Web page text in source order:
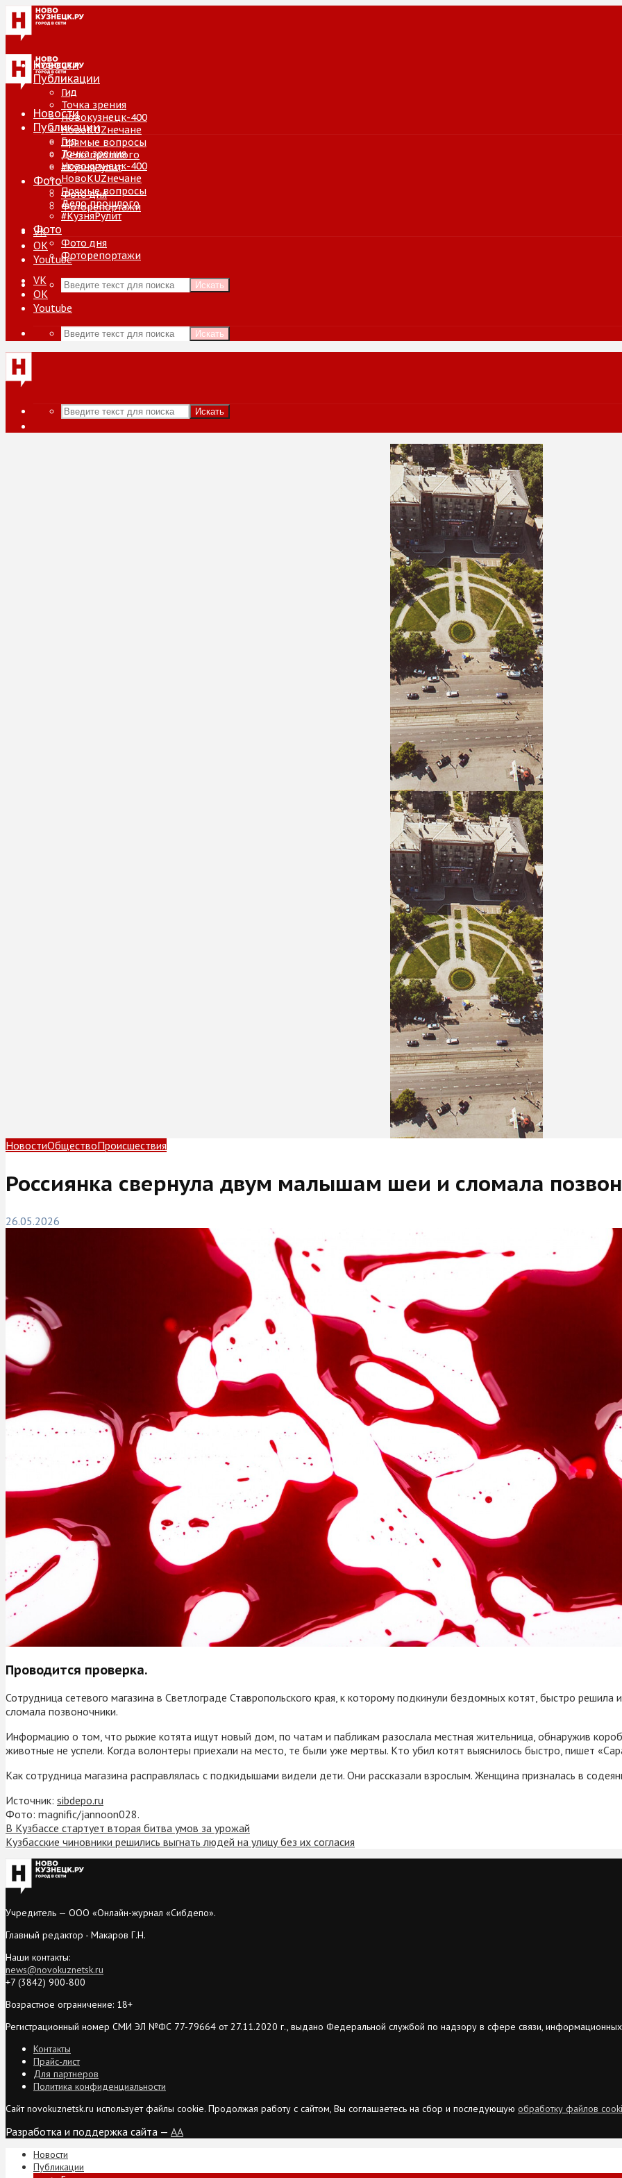
Новости
Публикации
Гид
Точка зрения
Новокузнецк-400
НовоKUZнечане
Прямые вопросы
Дело прошлого
#КузняРулит
Фото
Фото дня
Фоторепортажи
VK
ОК
Youtube
Искать
Новости
Публикации
Гид
Точка зрения
Новокузнецк-400
НовоKUZнечане
Прямые вопросы
Дело прошлого
#КузняРулит
Фото
Фото дня
Фоторепортажи
VK
ОК
Youtube
Искать
Искать
НовостиОбществоПроисшествия
Россиянка свернула двум малышам шеи и сломала
26.05.2026
Проводится проверка.
Сотрудница сетевого магазина в Светлограде Ставропольского края, к которому подкинули бездомных котят, быстро
сломала позвоночники.
Информацию о том, что рыжие котята ищут новый дом, по чатам и пабликам разослала местная жительница, обнаружив
животные не успели. Когда волонтеры приехали на место, те были уже мертвы. Кто убил котят выяснилось быстро, пишет
Как сотрудница магазина расправлялась с подкидышами видели дети. Они рассказали взрослым. Женщина призналась в
Источник: sibdepo.ru
Фото: magnific/jannoon028.
В Кузбассе стартует вторая битва умов за урожай
Кузбасские чиновники решились выгнать людей на улицу без их согласия
Учредитель — ООО «Онлайн-журнал «Сибдепо».
Главный редактор - Макаров Г.Н.
Наши контакты:
news@novokuznetsk.ru
+7 (3842) 900-800
Возрастное ограничение: 18+
Регистрационный номер СМИ ЭЛ №ФС 77-79664 от 27.11.2020 г., выдано Федеральной службой по надзору в сфере связи, информационных
Контакты
Прайс-лист
Для партнеров
Политика конфиденциальности
Сайт novokuznetsk.ru использует файлы cookie. Продолжая работу с сайтом, Вы соглашаетесь на сбор и последующую обработку файлов
Разработка и поддержка сайта — AA
Новости
Публикации